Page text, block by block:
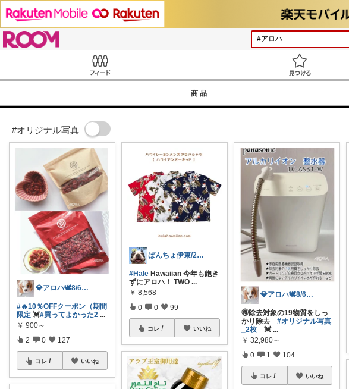
商品
#オリジナル写真
💎アロハ🕊️8/6ありがと✨無添加
#🔥10％OFFクーポン（期間
限定 💓#買ってよかった2 ...
￥ 900～
2 0 127
コレ いいね
ぱんちょ伊東/20日有難うございます！
#Hale Hawaiian 今年も飽き
ずにアロハ！ TWO...
￥ 8,568
0 0 99
コレ いいね
💎アロハ🕊️8/6ありがと✨無添加
🉐除去対象の19物質をしっ
かり除去#オリジナル写真
_2枚 💓 ...
￥ 32,980～
0 1 104
コレ いいね